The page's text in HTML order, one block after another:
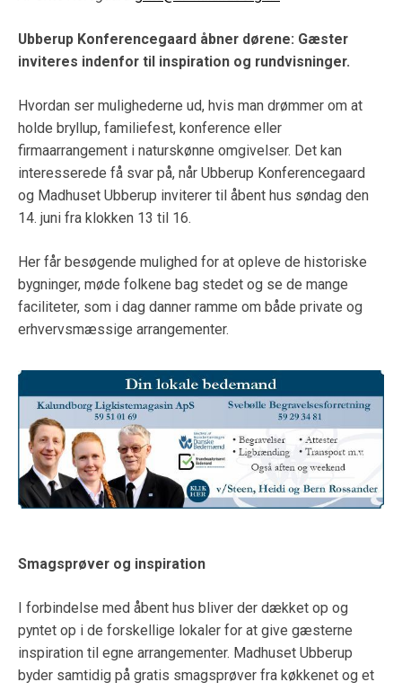
Ubberup Konferencegaard åbner dørene: Gæster
inviteres indenfor til inspiration og rundvisninger.
Hvordan ser mulighederne ud, hvis man drømmer om at
holde bryllup, familiefest, konference eller
firmaarrangement i naturskønne omgivelser. Det kan
interesserede få svar på, når Ubberup Konferencegaard
og Madhuset Ubberup inviterer til åbent hus søndag den
14. juni fra klokken 13 til 16.
Her får besøgende mulighed for at opleve de historiske
bygninger, møde folkene bag stedet og se de mange
faciliteter, som i dag danner ramme om både private og
erhvervsmæssige arrangementer.
Smagsprøver og inspiration
I forbindelse med åbent hus bliver der dækket op og
pyntet op i de forskellige lokaler for at give gæsterne
inspiration til egne arrangementer. Madhuset Ubberup
byder samtidig på gratis smagsprøver fra køkkenet og et